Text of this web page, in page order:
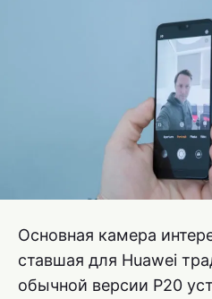
Основная камера
ставшая для Huawei
обычной версии P20